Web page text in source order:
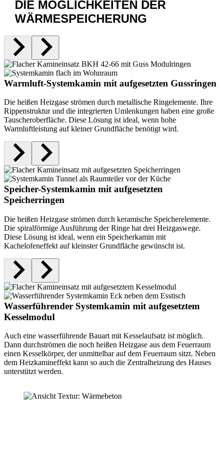
DIE MÖGLICHKEITEN DER
WÄRMESPEICHERUNG
Warmluft-Systemkamin mit aufgesetzten Gussringen
Die heißen Heizgase strömen durch metallische Ringelemente. Ihre
Rippenstruktur und die integrierten Umlenkungen haben eine große
Tauscheroberfläche. Diese Lösung ist ideal, wenn hohe
Warmluftleistung auf kleiner Grundfläche benötigt wird.
Speicher-Systemkamin mit aufgesetzten
Speicherringen
Die heißen Heizgase strömen durch keramische Speicherelemente.
Die spiralförmige Ausführung der Ringe hat drei Heizgaswege.
Diese Lösung ist ideal, wenn ein Speicherkamin mit
Kachelofeneffekt auf kleinster Grundfläche gewünscht ist.
Wasserführender Systemkamin mit aufgesetztem
Kesselmodul
Auch eine wasserführende Bauart mit Kesselaufsatz ist möglich.
Dann durchströmen die noch heißen Heizgase aus dem Feuerraum
einen Kesselkörper, der unmittelbar auf dem Feuerraum sitzt. Neben
dem Heizkamineffekt kann so auch die Zentralheizung des Hauses
unterstützt werden.